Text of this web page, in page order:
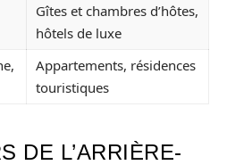
Gîtes et chambres d’hôtes,
hôtels de luxe
Appartements, résidences
touristiques
DE L’ARRIÈRE-